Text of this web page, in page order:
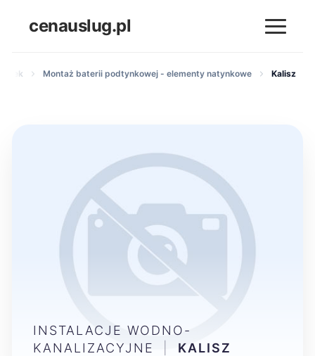
cenauslug.pl
Montaż baterii podtynkowej - elementy natynkowe Kalisz
INSTALACJE WODNO-
KANALIZACYJNE
KALISZ